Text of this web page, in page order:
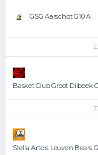
GSG Aarschot G10 A
Basket Club Groot Dilbeek
Stella Artois Leuven Bears